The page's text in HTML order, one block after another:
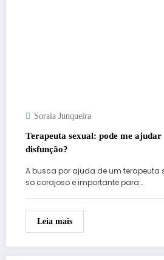
Soraia Junqueira
Terapeuta sexual: pode me ajudar
disfunção?
A busca por ajuda de um terapeuta
so corajoso e importante para…
Leia mais